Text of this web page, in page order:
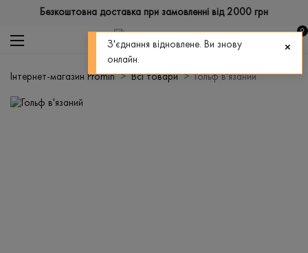
Безкоштовна доставка при замовленні від 2000 грн
0
Інтернет-магазин Promin Всі товари Гольф в'язаний
З'єднання відновлене. Ви знову
онлайн.